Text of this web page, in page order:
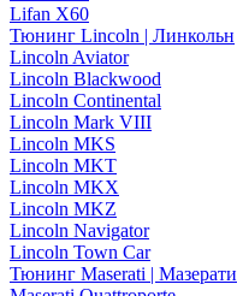
Lifan X60
Тюнинг Lincoln | Линкольн
Lincoln Aviator
Lincoln Blackwood
Lincoln Continental
Lincoln Mark VIII
Lincoln MKS
Lincoln MKT
Lincoln MKX
Lincoln MKZ
Lincoln Navigator
Lincoln Town Car
Тюнинг Maserati | Мазерати